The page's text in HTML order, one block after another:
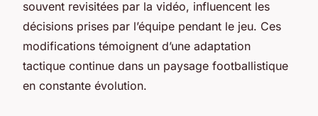
souvent revisitées par la vidéo, influencent les
décisions prises par l’équipe pendant le jeu. Ces
modifications témoignent d’une adaptation
tactique continue dans un paysage footballistique
en constante évolution.